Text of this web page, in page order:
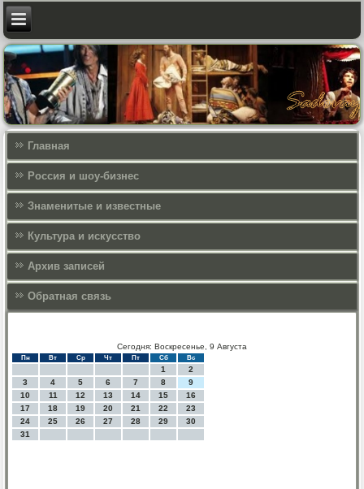
Главная
Россия и шоу-бизнес
Знаменитые и известные
Культура и искусcтво
Архив записей
Обратная связь
Сегодня: Воскресенье, 9 Августа
Пн Вт Ср Чт Пт Сб Вс
1
2
3
4 5 6 7 8
9
10
11 12 13 14 15
16
17
18 19 20 21 22
23
24
25 26 27 28 29
30
31